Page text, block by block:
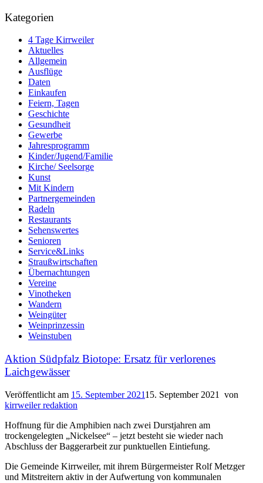
Kategorien
4 Tage Kirrweiler
Aktuelles
Allgemein
Ausflüge
Daten
Einkaufen
Feiern, Tagen
Geschichte
Gesundheit
Gewerbe
Jahresprogramm
Kinder/Jugend/Familie
Kirche/ Seelsorge
Kunst
Mit Kindern
Partnergemeinden
Radeln
Restaurants
Sehenswertes
Senioren
Service&Links
Straußwirtschaften
Übernachtungen
Vereine
Vinotheken
Wandern
Weingüter
Weinprinzessin
Weinstuben
Aktion Südpfalz Biotope: Ersatz für verlorenes
Laichgewässer
Veröffentlicht am 15. September 202115. September 2021
von
kirrweiler redaktion
Hoffnung für die Amphibien nach zwei Durstjahren am
trockengelegten „Nickelsee“ – jetzt besteht sie wieder nach
Abschluss der Baggerarbeit zur punktuellen Eintiefung.
Die Gemeinde Kirrweiler, mit ihrem Bürgermeister Rolf Metzger
und Mitstreitern aktiv in der Aufwertung von kommunalen